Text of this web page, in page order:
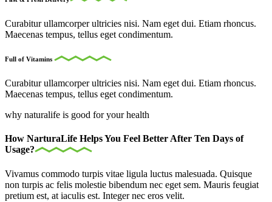
Curabitur ullamcorper ultricies nisi. Nam eget dui. Etiam rhoncus.
Maecenas tempus, tellus eget condimentum.
Full of Vitamins
Curabitur ullamcorper ultricies nisi. Nam eget dui. Etiam rhoncus.
Maecenas tempus, tellus eget condimentum.
why naturalife is good for your health
How NarturaLife Helps You Feel Better After Ten Days of
Usage?
Vivamus commodo turpis vitae ligula luctus malesuada. Quisque
non turpis ac felis molestie bibendum nec eget sem. Mauris feugiat
pretium est, at iaculis est. Integer nec eros velit.